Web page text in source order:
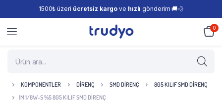
1500₺ üzeri ücretsiz kargo ve hızlı gönderim 🚚💨
0
KOMPONENTLER DIRENÇ SMD DIRENÇ
805 KILIF SMD DIRENÇ
1M 1/8W-S %5 805 KILIF SMD DIRENÇ